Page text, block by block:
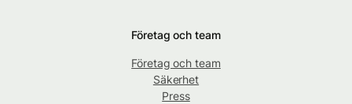
Företag och team
Företag och team
Säkerhet
Press